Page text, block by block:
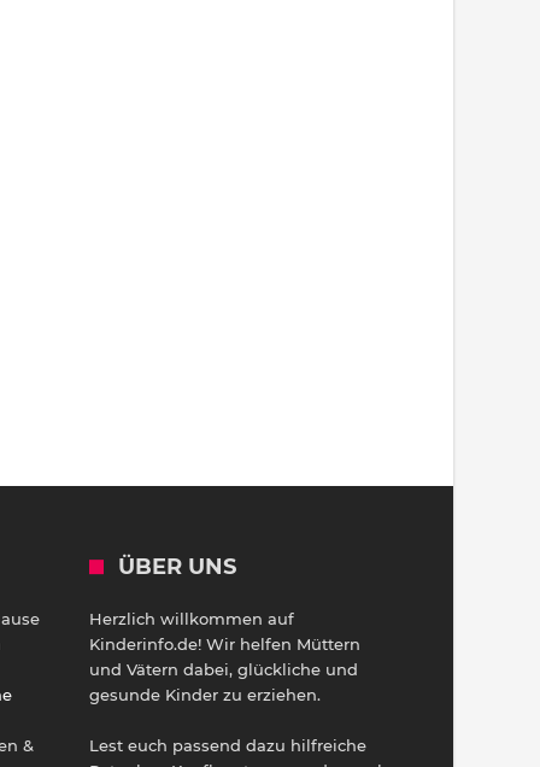
&
ÜBER UNS
Herzlich willkommen auf
Kinderinfo.de! Wir helfen Müttern
und Vätern dabei, glückliche und
gesunde Kinder zu erziehen.
Lest euch passend dazu hilfreiche